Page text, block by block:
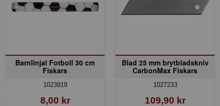
Barnlinjal Fotboll 30 cm
Fiskars
1023919
8,00 kr
Blad 25 mm brytbladskniv
CarbonMax Fiskars
1027233
109,90 kr